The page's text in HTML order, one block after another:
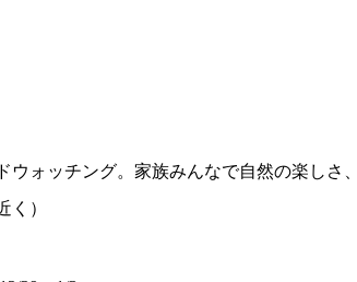
ォッチング。家族みんなで自然の楽しさ
く）